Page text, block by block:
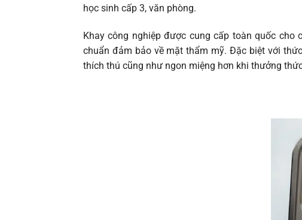
học sinh cấp 3, văn phòng.
Khay công nghiệp được cung cấp toàn quốc
chuẩn đảm bảo về mặt thẩm mỹ. Đặc biệt với
thích thú cũng như ngon miệng hơn khi thưởng